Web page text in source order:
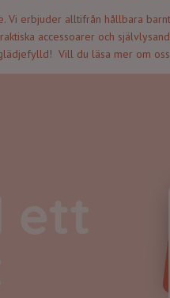
Vi erbjuder alltifrån hållbara
accessoarer och
Vill du läsa mer om